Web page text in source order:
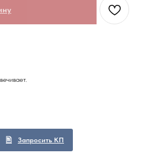
Запросить КП